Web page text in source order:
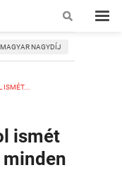
NAGYDÍJ
ismét